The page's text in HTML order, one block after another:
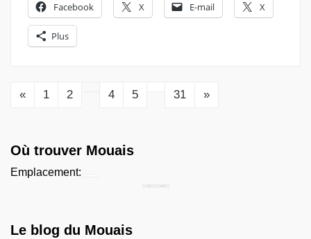
Facebook X E-mail X
Plus
« 1 2 4 5 31 »
Où trouver Mouais
Emplacement:
Le blog du Mouais